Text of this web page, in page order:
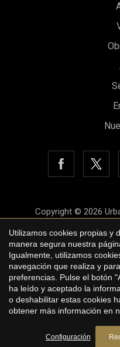
Solicite
Copyright © 2026
by
Utilizamos cookies propias y
manera segura nuestra
Igualmente, utilizamos
navegación que realiza y
preferencias. Pulse el botón
ha leído y aceptado la
o deshabilitar estas cookies
obtener más información en
Configuración
Guardar